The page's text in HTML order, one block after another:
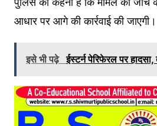
आधार पर आगे की कार्रवाई की जाएगी।
इसे भी पढ़े ईस्टर्न पेरिफेरल पर हादसा,